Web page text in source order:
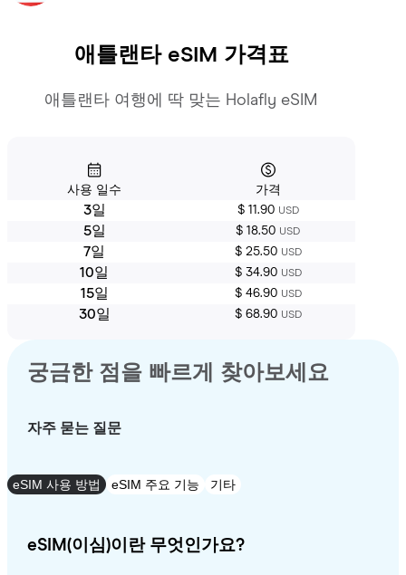
애틀랜타eSIM 가격표
애틀랜타 여행에 딱 맞는 Holafly eSIM
사용 일수 가격
3일 $ 11.90 USD
5일 $ 18.50 USD
7일 $ 25.50 USD
10일 $ 34.90 USD
15일 $ 46.90 USD
30일 $ 68.90 USD
궁금한 점을 빠르게 찾아보세요
자주 묻는 질문
eSIM 사용 방법 eSIM 주요 기능 기타
eSIM(이심)이란 무엇인가요?